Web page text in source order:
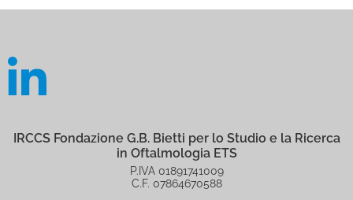
IRCCS Fondazione G.B. Bietti per lo Studio e la Ricerca
in Oftalmologia ETS
P.IVA 01891741009
C.F. 07864670588